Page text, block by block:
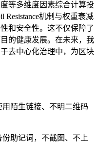
等多维度因素综合计算投
Resistance机制与权重衰减
和安全性。这不仅保障了
的健康发展。在未来，我
去中心化治理中，为区块
陌生链接、不明二维码
助记词，不截图、不上